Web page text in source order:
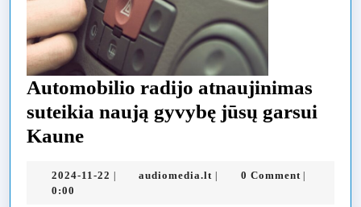
Automobilio radijo atnaujinimas
suteikia naują gyvybę jūsų garsui
KauneAutomobilio
atnaujinimas
2024-11-22 2024-audiomedia.lt audiomedia.lt
0 Comment
0:00